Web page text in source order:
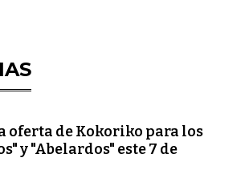
oferta de Kokoriko para los
y "Abelardos" este 7 de